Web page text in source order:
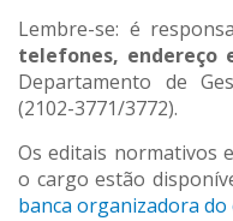
Lembre-se: é
telefones, endereço
Departamento de
(2102-3771/3772).
Os editais normativos
o cargo estão
banca organizadora do